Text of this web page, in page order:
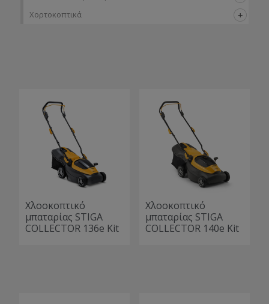
Χορτοκοπτικά
Χλοοκοπτικό
μπαταρίας STIGA
COLLECTOR 136e Kit
Χλοοκοπτικό
μπαταρίας STIGA
COLLECTOR 140e Kit